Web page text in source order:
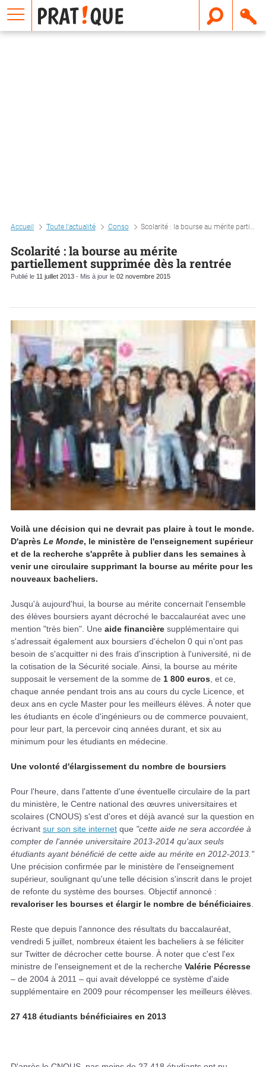
Accueil Toute l'actualité Conso Scolarité : la bourse au mérite partiellement supprimée dès la rentrée
Scolarité : la bourse au mérite
partiellement supprimée dès la rentrée
Publié le 11 juillet 2013 - Mis à jour le 02 novembre 2015
Voilà une décision qui ne devrait pas plaire à tout le monde.
D'après Le Monde, le ministère de l'enseignement supérieur
et de la recherche s'apprête à publier dans les semaines à
venir une circulaire supprimant la bourse au mérite pour les
nouveaux bacheliers.
Jusqu'à aujourd'hui, la bourse au mérite concernait l'ensemble
des élèves boursiers ayant décroché le baccalauréat avec une
mention "très bien". Une aide financière supplémentaire qui
s'adressait également aux boursiers d'échelon 0 qui n'ont pas
besoin de s'acquitter ni des frais d'inscription à l'université, ni de
la cotisation de la Sécurité sociale. Ainsi, la bourse au mérite
supposait le versement de la somme de 1 800 euros , et ce,
chaque année pendant trois ans au cours du cycle Licence, et
deux ans en cycle Master pour les meilleurs élèves. À noter que
les étudiants en école d'ingénieurs ou de commerce pouvaient,
pour leur part, la percevoir cinq années durant, et six au
minimum pour les étudiants en médecine.
Une volonté d'élargissement du nombre de boursiers
Pour l'heure, dans l'attente d'une éventuelle circulaire de la part
du ministère, le Centre national des œuvres universitaires et
scolaires (CNOUS) s'est d'ores et déjà avancé sur la question en
écrivant sur son site internet que "cette aide ne sera accordée à
compter de l'année universitaire 2013-2014 qu'aux seuls
étudiants ayant bénéficié de cette aide au mérite en 2012-2013."
Une précision confirmée par le ministère de l'enseignement
supérieur, soulignant qu'une telle décision s'inscrit dans le projet
de refonte du système des bourses. Objectif annoncé :
revaloriser les bourses et élargir le nombre de bénéficiaires
Reste que depuis l'annonce des résultats du baccalauréat,
vendredi 5 juillet, nombreux étaient les bacheliers à se féliciter
sur Twitter de décrocher cette bourse. À noter que c'est l'ex
ministre de l'enseignement et de la recherche Valérie Pécresse
– de 2004 à 2011 – qui avait développé ce système d'aide
supplémentaire en 2009 pour récompenser les meilleurs élèves.
27 418 étudiants bénéficiaires en 2013
E
m
a